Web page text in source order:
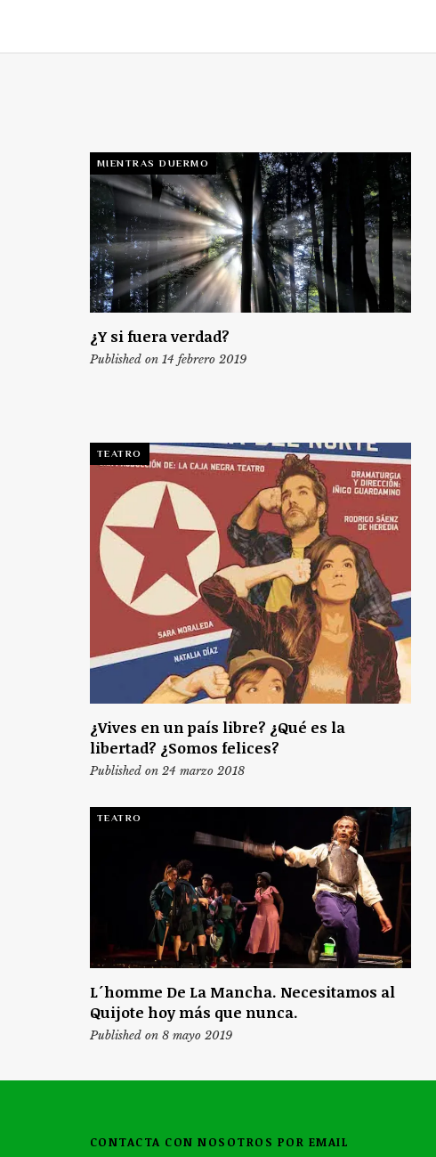
MIENTRAS DUERMO
¿Y si fuera verdad?
Published on 14 febrero 2019
TEATRO
¿Vives en un país libre? ¿Qué es la
libertad? ¿Somos felices?
Published on 24 marzo 2018
TEATRO
L´homme De La Mancha. Necesitamos al
Quijote hoy más que nunca.
Published on 8 mayo 2019
CONTACTA CON NOSOTROS POR EMAIL